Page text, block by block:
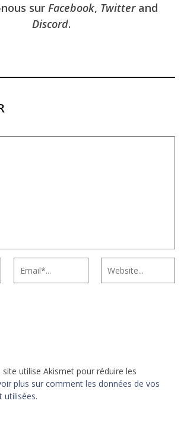
sur Facebook, Twitterand
Discord.
site utilise Akismet pour réduire les
plus sur comment les données de vos
utilisées.